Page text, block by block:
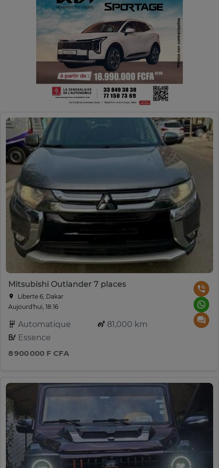
Mitsubishi Outlander 7 places
Liberte 6, Dakar
Aujourd'hui, 18:16
Automatique
81,000 km
Essence
8 900 000 F CFA